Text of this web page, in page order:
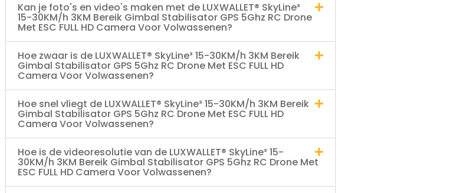
Kan je foto's en video's maken met de LUXWALLET® SkyLine³
15-30KM/h 3KM Bereik Gimbal Stabilisator GPS 5Ghz RC Drone
Met ESC FULL HD Camera Voor Volwassenen?
Hoe zwaar is de LUXWALLET® SkyLine³ 15-30KM/h 3KM Bereik
Gimbal Stabilisator GPS 5Ghz RC Drone Met ESC FULL HD
Camera Voor Volwassenen?
Hoe snel vliegt de LUXWALLET® SkyLine³ 15-30KM/h 3KM Bereik
Gimbal Stabilisator GPS 5Ghz RC Drone Met ESC FULL HD
Camera Voor Volwassenen?
Hoe is de videoresolutie van de LUXWALLET® SkyLine³ 15-
30KM/h 3KM Bereik Gimbal Stabilisator GPS 5Ghz RC Drone Met
ESC FULL HD Camera Voor Volwassenen?